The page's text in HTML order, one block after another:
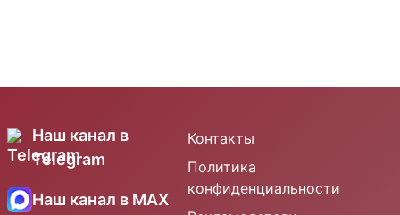
Наш канал в
Telegram
Наш канал в MAX
Контакты
Политика
конфиденциальности